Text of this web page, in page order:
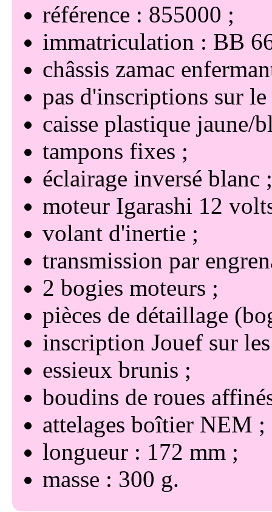
référence : 855000
immatriculation : BB
châssis zamac
pas d'inscriptions sur le
caisse plastique jaune/
tampons fixes
éclairage inversé blanc
moteur Igarashi 12
volant d'inertie
transmission par
2 bogies moteurs
pièces de détaillage
inscription Jouef sur
essieux brunis
boudins de roues
attelages boîtier NEM
longueur : 172 mm
masse : 300 g